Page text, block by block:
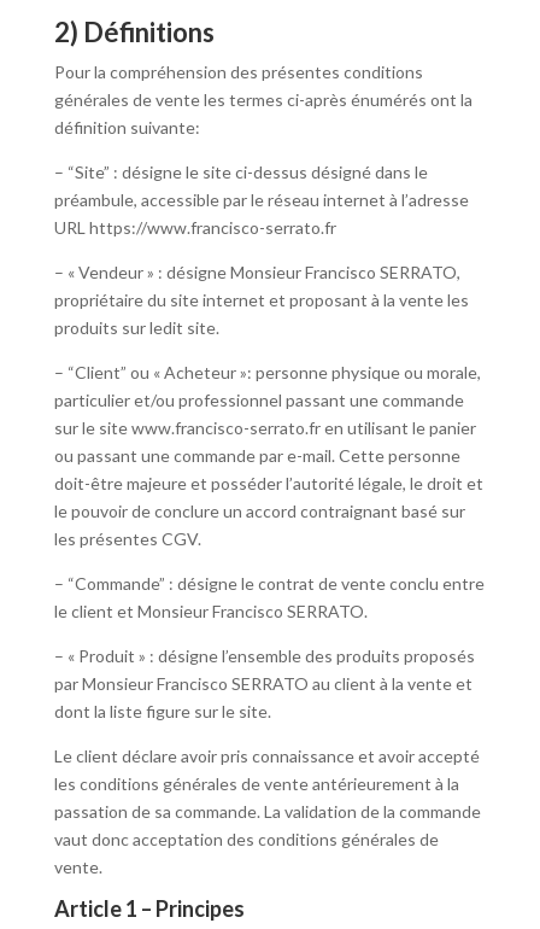
2) Définitions
Pour la compréhension des présentes conditions
générales de vente les termes ci-après énumérés ont la
définition suivante:
– “Site” : désigne le site ci-dessus désigné dans le
préambule, accessible par le réseau internet à l’adresse
URL https://www.francisco-serrato.fr
– « Vendeur » : désigne Monsieur Francisco SERRATO,
propriétaire du site internet et proposant à la vente les
produits sur ledit site.
– “Client” ou « Acheteur »: personne physique ou morale,
particulier et/ou professionnel passant une commande
sur le site www.francisco-serrato.fr en utilisant le panier
ou passant une commande par e-mail. Cette personne
doit-être majeure et posséder l’autorité légale, le droit et
le pouvoir de conclure un accord contraignant basé sur
les présentes CGV.
– “Commande” : désigne le contrat de vente conclu entre
le client et Monsieur Francisco SERRATO.
– « Produit » : désigne l’ensemble des produits proposés
par Monsieur Francisco SERRATO au client à la vente et
dont la liste figure sur le site.
Le client déclare avoir pris connaissance et avoir accepté
les conditions générales de vente antérieurement à la
passation de sa commande. La validation de la commande
vaut donc acceptation des conditions générales de
vente.
Article 1 – Principes